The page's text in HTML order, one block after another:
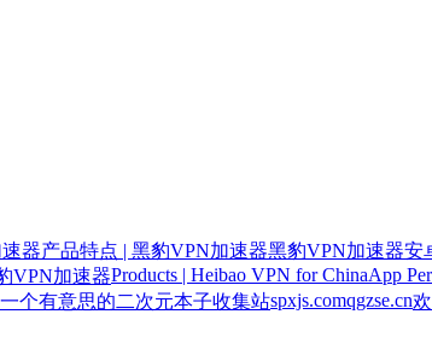
器产品特点 | 黑豹VPN加速器黑豹VPN加速器安
VPN加速器Products | Heibao VPN for ChinaApp
个有意思的二次元本子收集站spxjs.comqgzse.cn